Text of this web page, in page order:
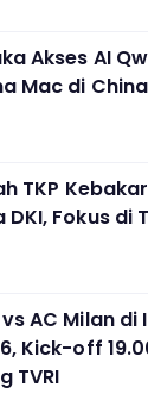
Akses AI
Mac di China
TKP
DKI, Fokus di
AC Milan di
Kick-off
TVRI